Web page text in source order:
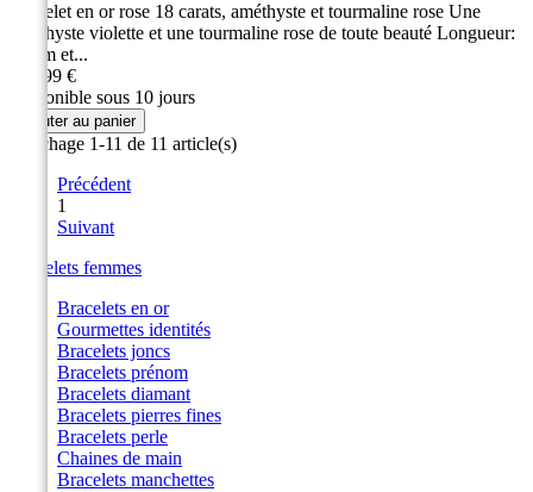
Bracelet en or rose 18 carats, améthyste et tourmaline rose Une
améthyste violette et une tourmaline rose de toute beauté Longueur:
18 cm et...
499,99 €
Disponible sous 10 jours
Ajouter au panier
Affichage 1-11 de 11 article(s)
Précédent
1
Suivant
Bracelets femmes
Bracelets en or
Gourmettes identités
Bracelets joncs
Bracelets prénom
Bracelets diamant
Bracelets pierres fines
Bracelets perle
Chaines de main
Bracelets manchettes